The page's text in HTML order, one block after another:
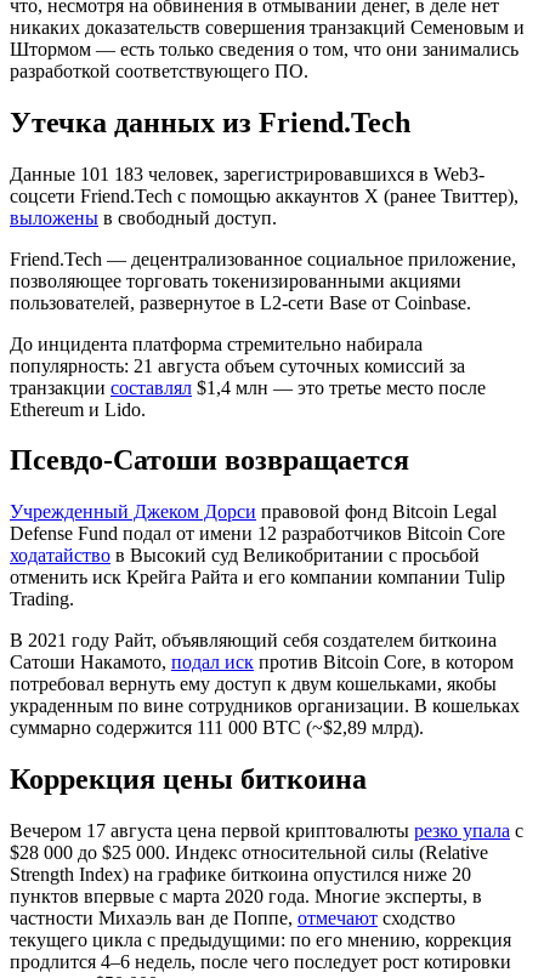
что, несмотря на обвинения в отмывании денег, в деле нет
никаких доказательств совершения транзакций Семеновым и
Штормом — есть только сведения о том, что они занимались
разработкой соответствующего ПО.
Утечка данных из Friend.Tech
Данные 101 183 человек, зарегистрировавшихся в Web3-
соцсети Friend.Tech с помощью аккаунтов X (ранее Твиттер),
выложены в свободный доступ.
Friend.Tech — децентрализованное социальное приложение,
позволяющее торговать токенизированными акциями
пользователей, развернутое в L2-сети Base от Coinbase.
До инцидента платформа стремительно набирала
популярность: 21 августа объем суточных комиссий за
транзакции составлял $1,4 млн — это третье место после
Ethereum и Lido.
Псевдо-Сатоши возвращается
Учрежденный Джеком Дорси правовой фонд Bitcoin Legal
Defense Fund подал от имени 12 разработчиков Bitcoin Core
ходатайство в Высокий суд Великобритании с просьбой
отменить иск Крейга Райта и его компании компании Tulip
Trading.
В 2021 году Райт, объявляющий себя создателем биткоина
Сатоши Накамото, подал иск против Bitcoin Core, в котором
потребовал вернуть ему доступ к двум кошельками, якобы
украденным по вине сотрудников организации. В кошельках
суммарно содержится 111 000 BTC (~$2,89 млрд).
Коррекция цены биткоина
Вечером 17 августа цена первой криптовалюты резко упала с
$28 000 до $25 000. Индекс относительной силы (Relative
Strength Index) на графике биткоина опустился ниже 20
пунктов впервые с марта 2020 года. Многие эксперты, в
частности Михаэль ван де Поппе, отмечают сходство
текущего цикла с предыдущими: по его мнению, коррекция
продлится 4–6 недель, после чего последует рост котировки